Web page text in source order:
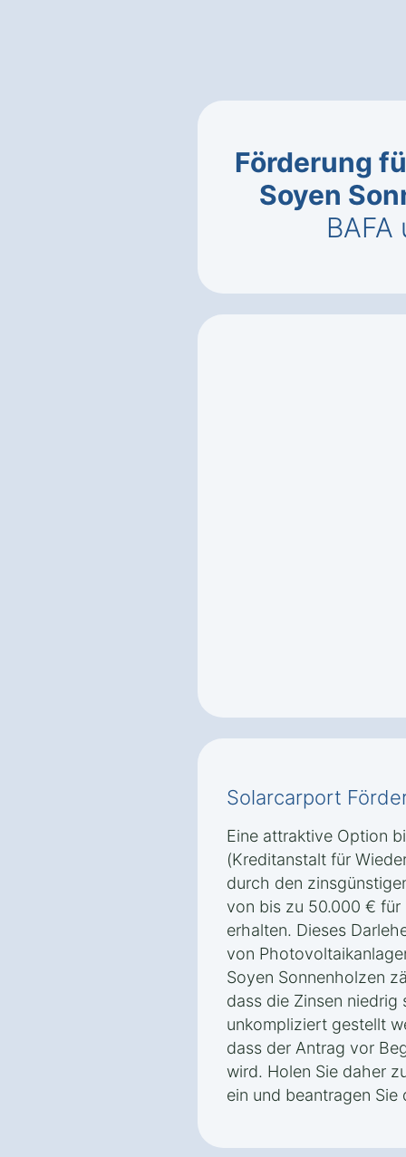
Förderung
Soyen
Solarcarport
Eine attraktive Option
(Kreditanstalt für
durch den
von bis zu 50.000 € für
erhalten. Dieses
von
Soyen Sonnenholzen
dass die Zinsen niedrig
unkompliziert gestellt
dass der Antrag vor
wird. Holen Sie daher
ein und beantragen Sie